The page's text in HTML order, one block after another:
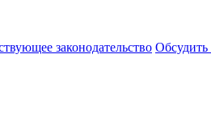
законодательство